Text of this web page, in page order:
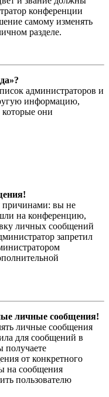
конференции
самому изменять
разделе.
администраторов и
информацию,
они
причинами: вы не
на конференцию,
личных сообщений
запретил
личные сообщения!
личные сообщения
для сообщений в
получаете
от конкретного
на сообщения
пользователю